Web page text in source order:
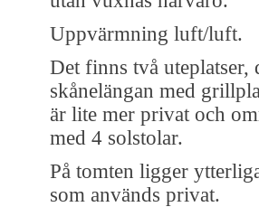
Uppvärmning luft/luft.
Det finns två uteplatser,
skånelängan med
är lite mer privat och
med 4 solstolar.
På tomten ligger
som används privat.